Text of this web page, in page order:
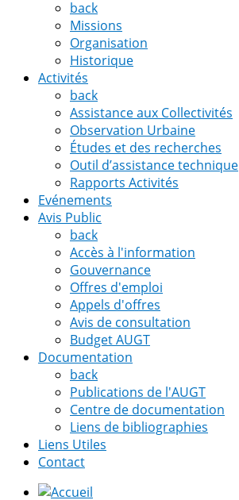
back
Missions
Organisation
Historique
Activités
back
Assistance aux Collectivités
Observation Urbaine
Études et des recherches
Outil d’assistance technique
Rapports Activités
Evénements
Avis Public
back
Accès à l'information
Gouvernance
Offres d'emploi
Appels d'offres
Avis de consultation
Budget AUGT
Documentation
back
Publications de l'AUGT
Centre de documentation
Liens de bibliographies
Liens Utiles
Contact